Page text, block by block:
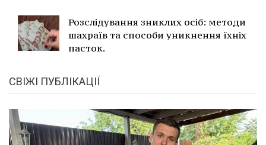
Розслідування зниклих осіб: методи
шахраїв та способи уникнення їхніх
пасток.
СВІЖІ ПУБЛІКАЦІЇ